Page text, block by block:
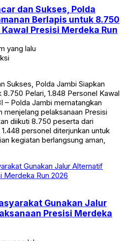
dan Sukses, Polda
Berlapis untuk 8.750
Presisi Merdeka Run
yang lalu
Sukses, Polda Jambi Siapkan
8.750 Pelari, 1.848 Personel Kawal
– Polda Jambi mematangkan
menjelang pelaksanaan Presisi
diikuti 8.750 peserta dari
personel diterjunkan untuk
kegiatan berlangsung aman,
Gunakan Jalur
Presisi Merdeka